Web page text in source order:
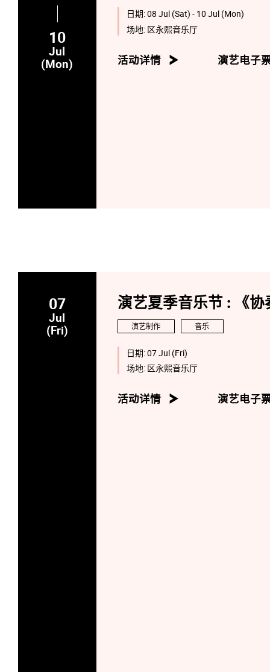
10
Jul
(Mon)
日期:08 Jul (Sat) - 10 Jul (Mon)
场地: 区永熙音乐厅
活动详情 演艺电子
07
Jul
(Fri)
演艺夏季音乐节 : 《
演艺制作 音乐
日期:07 Jul (Fri)
场地: 区永熙音乐厅
活动详情 演艺电子